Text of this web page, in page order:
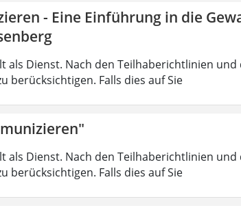
- Eine Einführung in die
Dienst. Nach den Teilhaberichtlinien und
berücksichtigen. Falls dies auf Sie
Dienst. Nach den Teilhaberichtlinien und
berücksichtigen. Falls dies auf Sie